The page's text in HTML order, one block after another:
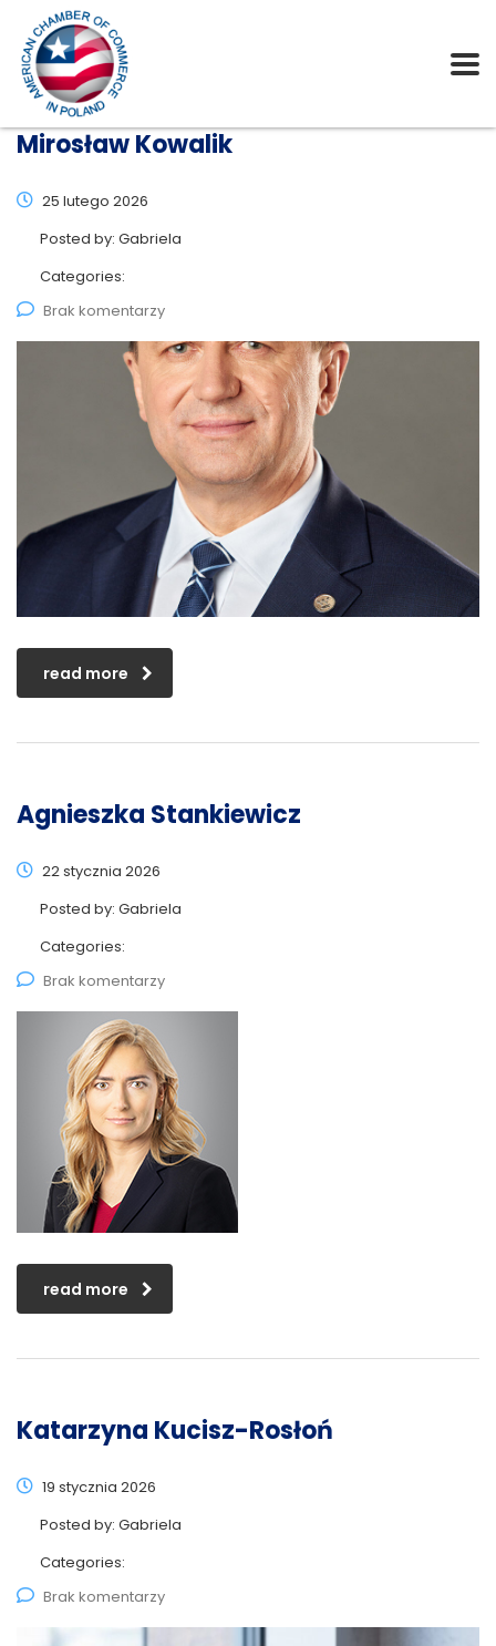
Mirosław Kowalik
25 lutego 2026
Posted by: Gabriela
Categories:
Brak komentarzy
read more
Agnieszka Stankiewicz
22 stycznia 2026
Posted by: Gabriela
Categories:
Brak komentarzy
read more
Katarzyna Kucisz-Rosłoń
19 stycznia 2026
Posted by: Gabriela
Categories:
Brak komentarzy